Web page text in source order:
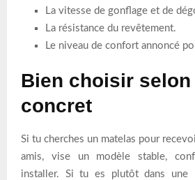
La vitesse de gonflage et de
La résistance du revêtement.
Le niveau de confort annoncé
Bien choisir
concret
Si tu cherches un matelas pour
amis, vise un modèle stable,
installer. Si tu es plutôt dans une